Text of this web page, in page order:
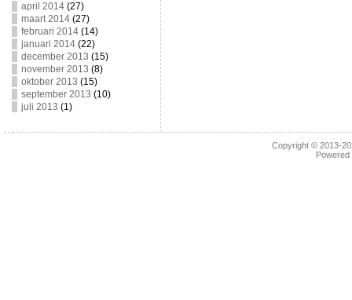
april 2014(27)
maart 2014(27)
februari 2014(14)
januari 2014(22)
december 2013 (15)
november 2013 (8)
oktober 2013 (15)
september 2013 (10)
juli 2013 (1)
Copyright © 2013-